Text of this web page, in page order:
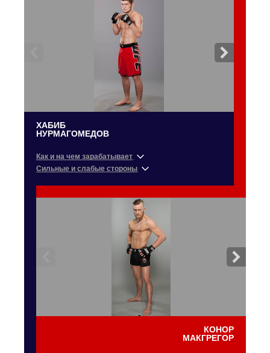
ХАБИБ
НУРМАГОМЕДОВ
Как и на чем зарабатывает
Я ПРИШЕЛ В UFC НЕ РАДИ ДЕНЕГ. ЭТО МОЕ
По данным журнала Forbes, за период с 1 июня 2017
года по 31 мая 2018 года российский боец заработал
$1,7 млн. Доход сложился из гонорара за титульный
бой с Элом Яквинтой ($530 тыс.) и доли с проданных
трансляций в формате pay-per-view. Также
зарабатывает на мастер-классах по России
стоимостью в $10–20 тыс. Всего за карьеру в UFC,
согласно официальным гонорарам, Нурмагомедов
заработал $1,1 млн и занимает 113-е место
в рейтинге самых высокооплачиваемых бойцов
в истории ММА.
Сильные и слабые стороны
С МЕДВЕДЯМИ»
Нурмагомедов хорошо двигается в октагоне и
обладает отменной реакцией, однако главное его
преимущество — борьба. Будучи представителем
школы боевого самбо (двукратный чемпион мира),
хорошо чувствует себя в стойке, однако
предпочитает переводить противника в партер, где
бой чаще всего и заканчивается. Дагестанцу
принадлежит рекорд по числу тейкдаунов за один
бой (21 тейкдаун из 27 попыток за три раунда)
против Абеля Трухильо. Российский боец является
чемпионом мира по панкратиону и чемпионом мира
КОНОР
МАКГРЕГОР